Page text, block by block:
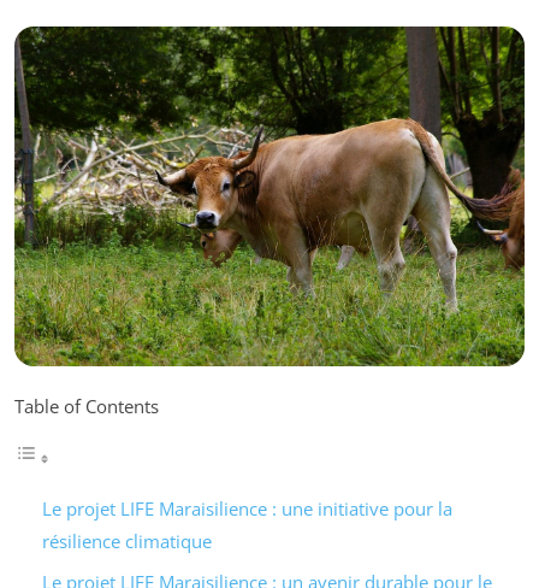
Table of Contents
Le projet LIFE Maraisilience : une initiative pour la
résilience climatique
Le projet LIFE Maraisilience : un avenir durable pour le